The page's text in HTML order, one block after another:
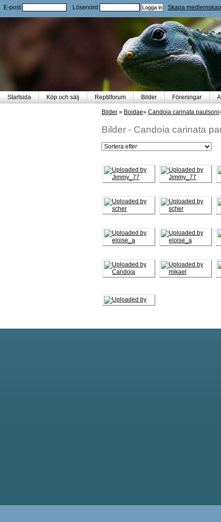
E-post Lösenord Skapa medlemskap
Startsida Köp och sälj Reptilforum Bilder Föreningar
Bilder » Boidae» Candoia carinata paulsoni
Bilder - Candoia carinata